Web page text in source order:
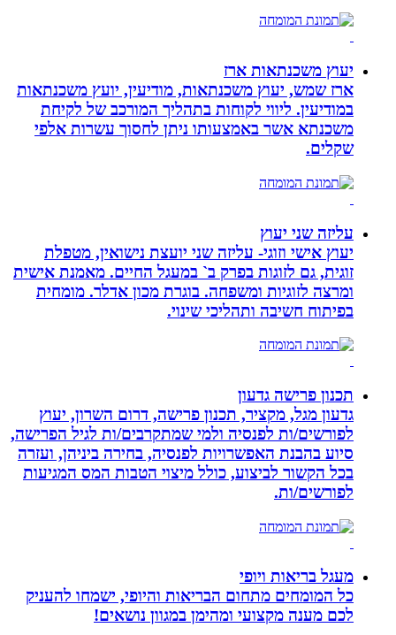
יעוץ משכנתאות ארז
ארז שמש, יעוץ משכנתאות, מודיעין, יועץ משכנתאות
במודיעין. ליווי לקוחות בתהליך המורכב של לקיחת
משכנתא אשר באמצעותו ניתן לחסוך עשרות אלפי
שקלים.
עליזה שני יעוץ
יעוץ אישי וזוגי- עליזה שני יועצת נישואין, מטפלת
זוגית, גם לזוגות בפרק ב` במעגל החיים. מאמנת אישית
ומרצה לזוגיות ומשפחה. בוגרת מכון אדלר. מומחית
בפיתוח חשיבה ותהליכי שינוי.
תכנון פרישה גדעון
גדעון מגל, מקציר, תכנון פרישה, דרום השרון, יעוץ
לפורשים/ות לפנסיה ולמי שמתקרבים/ות לגיל הפרישה,
סיוע בהבנת האפשרויות לפנסיה, בחירה ביניהן, ועזרה
בכל הקשור לביצוע, כולל מיצוי הטבות המס המגיעות
לפורשים/ות.
מעגל בריאות ויופי
כל המומחים מתחום הבריאות והיופי, ישמחו להעניק
לכם מענה מקצועי ומהימן במגוון נושאים!